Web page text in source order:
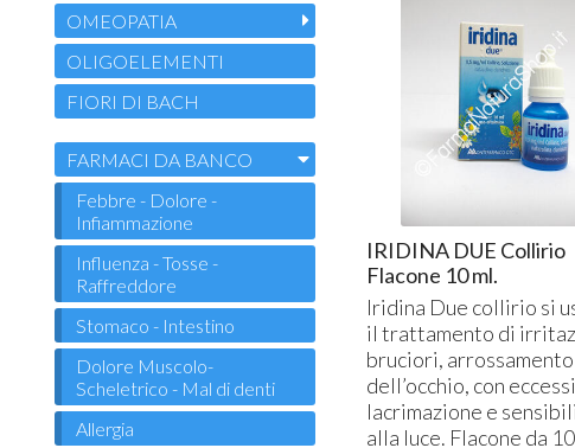
IRIDINA DUE Collirio
Flacone 10 ml.
Iridina Due collirio si
il trattamento di
bruciori, arrossamento
dell’occhio, con
lacrimazione e
alla luce. Flacone da
OMEOPATIA
OLIGOELEMENTI
FIORI DI BACH
FARMACI DA BANCO
Febbre - Dolore -
Infiammazione
Influenza - Tosse -
Raffreddore
Stomaco - Intestino
Dolore Muscolo-
Scheletrico - Mal di denti
Allergia